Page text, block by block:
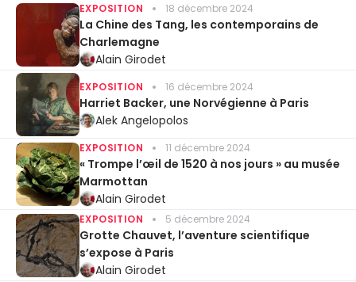
EXPOSITION 18 décembre 2024
La Chine des Tang, les contemporains de
Charlemagne
Alain Girodet
EXPOSITION 16 décembre 2024
Harriet Backer, une Norvégienne à Paris
Alek Angelopolos
EXPOSITION 11 décembre 2024
« Trompe l’œil de 1520 à nos jours » au musée
Marmottan
Alain Girodet
EXPOSITION 5 décembre 2024
Grotte Chauvet, l’aventure scientifique
s’expose à Paris
Alain Girodet